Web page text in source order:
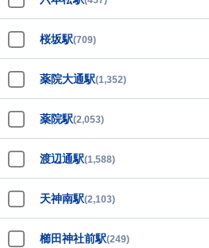
桜坂駅(709)
薬院大通駅(1,352)
薬院駅(2,053)
渡辺通駅(1,588)
天神南駅(2,103)
櫛田神社前駅(249)